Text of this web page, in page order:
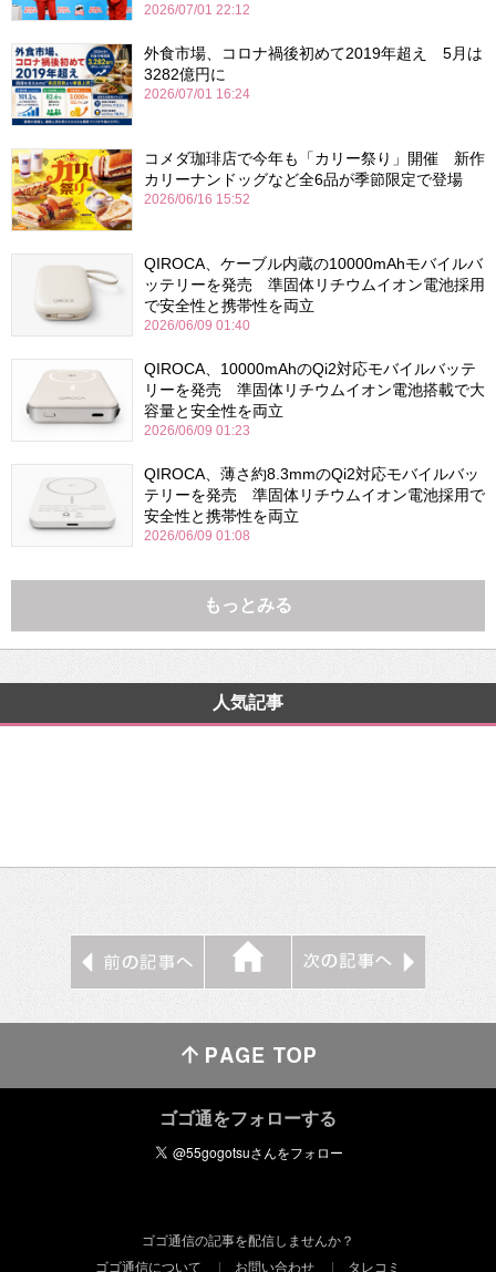
2026/07/01 22:12
外食市場、コロナ禍後初めて2019年超え 5月は
3282億円に
2026/07/01 16:24
コメダ珈琲店で今年も「カリー祭り」開催 新作
カリーナンドッグなど全6品が季節限定で登場
2026/06/16 15:52
QIROCA、ケーブル内蔵の10000mAhモバイルバ
ッテリーを発売 準固体リチウムイオン電池採用
で安全性と携帯性を両立
2026/06/09 01:40
QIROCA、10000mAhのQi2対応モバイルバッテ
リーを発売 準固体リチウムイオン電池搭載で大
容量と安全性を両立
2026/06/09 01:23
QIROCA、薄さ約8.3mmのQi2対応モバイルバッ
テリーを発売 準固体リチウムイオン電池採用で
安全性と携帯性を両立
2026/06/09 01:08
もっとみる
人気記事
ゴゴ通をフォローする
ゴゴ通信の記事を配信しませんか？
ゴゴ通信について
お問い合わせ タレコミ